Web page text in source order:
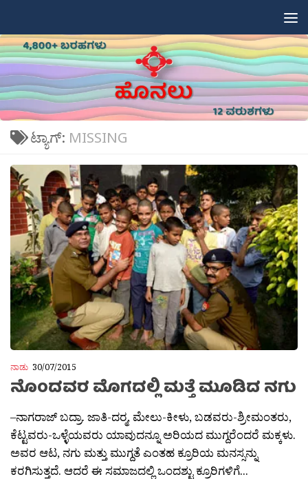
ಟ್ಯಾಗ್: MISSING
ನಾಡು 30/07/2015
ನೊಂದವರ ಮೊಗದಲ್ಲಿ ಮತ್ತೆ ಮೂಡಿದ ನಗು
–ನಾಗರಾಜ್ ಬದ್ರಾ. ಜಾತಿ-ದರ‍್ಮ, ಮೇಲು-ಕೀಳು, ಬಡವರು-ಶ್ರೀಮಂತರು,
ಕೆಟ್ಟವರು-ಒಳ್ಳೆಯವರು ಯಾವುದನ್ನೂ ಅರಿಯದ ಮುಗ್ದರೆಂದರೆ ಮಕ್ಕಳು.
ಅವರ ಆಟ, ನಗು ಮತ್ತು ಮುಗ್ದತೆ ಎಂತಹ ಕ್ರೂರಿಯ ಮನಸ್ಸನ್ನು
ಕರಗಿಸುತ್ತದೆ. ಆದರೆ ಈ ಸಮಾಜದಲ್ಲಿ ಒಂದಶ್ಟು ಕ್ರೂರಿಗಳಿಗೆ...